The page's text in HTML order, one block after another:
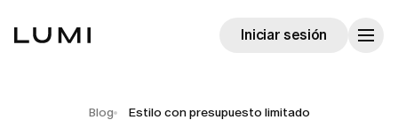
Iniciar sesión
Blog Estilo con presupuesto limitado